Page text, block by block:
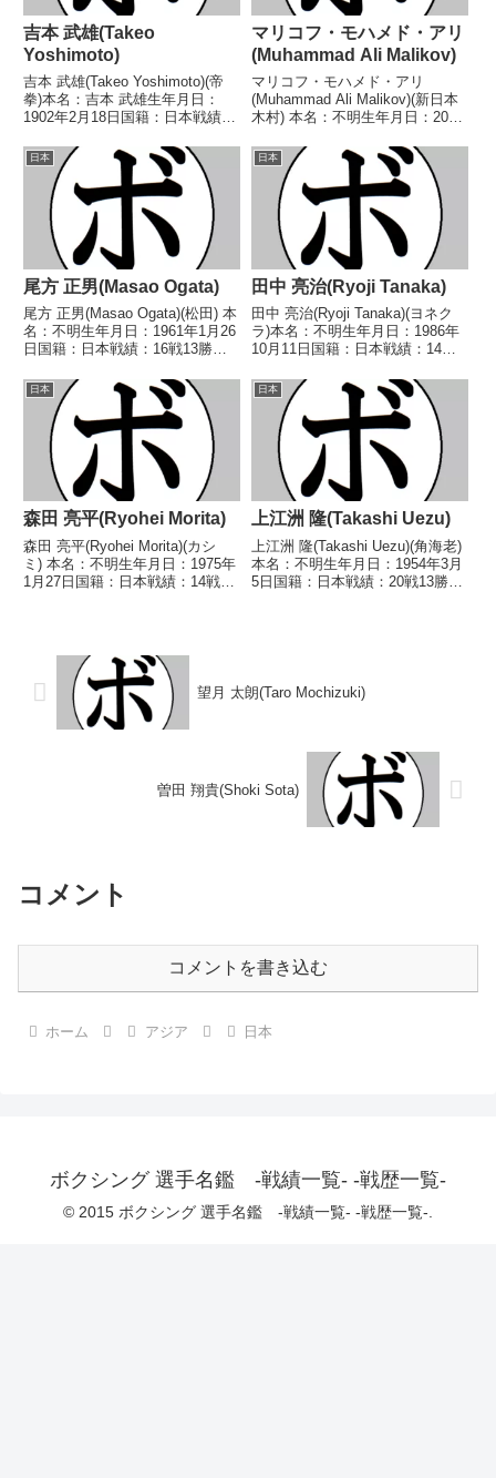
吉本 武雄(Takeo
Yoshimoto)
吉本 武雄(Takeo Yoshimoto)(帝
拳)本名：吉本 武雄生年月日：
1902年2月18日国籍：日本戦績：
トル】上海王者【戦歴】
1924/03/10 ●5R判定 (採点不
明) 鈴木 精一(大日...
マリコフ・モハメド・アリ
(Muhammad Ali Malikov)
マリコフ・モハメド・アリ
(Muhammad Ali Malikov)(新日本
木村) 本名：不明生年月日：2004
戦績：1戦1敗 【獲得タイトル】
なし 【戦歴】■2026年度東日本
ライト級新人王2回戦2026/0...
日本
尾方 正男(Masao Ogata)
尾方 正男(Masao Ogata)(松田) 本
名：不明生年月日：1961年1月26
日国籍：日本戦績：16戦13勝
年度中日本バンタム級新人
王 【戦歴】1978/08/27
○1RKO 国清 正(疋田)...
日本
田中 亮治(Ryoji Tanaka)
田中 亮治(Ryoji Tanaka)(ヨネク
ラ)本名：不明生年月日：1986年
10月11日国籍：日本戦績：14戦8
2013年度全日本ウェルター級新
人王【戦歴】2011/01/27 △4R
判定 (38-3...
日本
森田 亮平(Ryohei Morita)
森田 亮平(Ryohei Morita)(カシ
ミ) 本名：不明生年月日：1975年
1月27日国籍：日本戦績：14戦8
定 (採点不明...
日本
上江洲 隆(Takashi Uezu)
上江洲 隆(Takashi Uezu)(角海老)
本名：不明生年月日：1954年3月
5日国籍：日本戦績：20戦13勝
望月 太朗(Taro Mochizuki)
曽田 翔貴(Shoki Sota)
コメント
コメントを書き込む
ホーム アジア 日本
ボクシング 選手名鑑 -戦績一覧- -戦歴一覧-
© 2015 ボクシング 選手名鑑 -戦績一覧- -戦歴一覧-.